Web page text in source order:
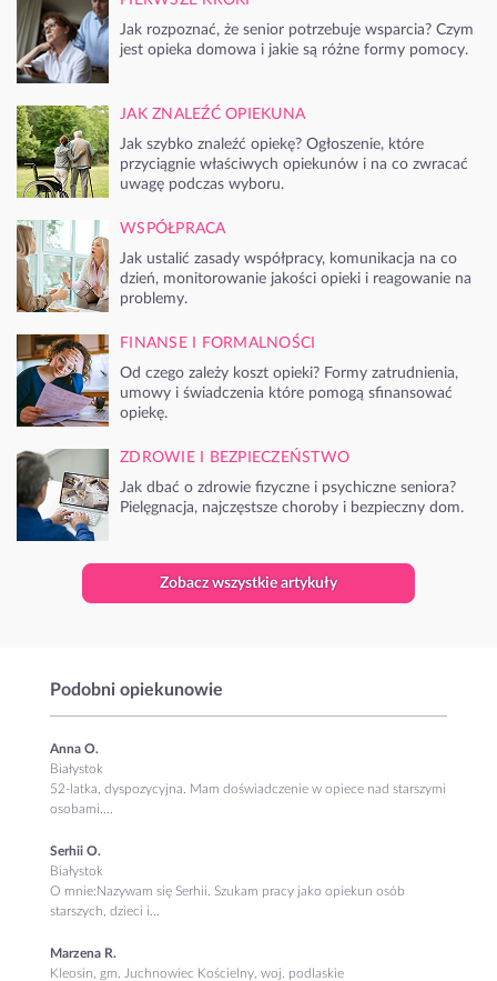
Jak rozpoznać, że senior potrzebuje wsparcia? Czym
jest opieka domowa i jakie są różne formy pomocy.
JAK ZNALEŹĆ OPIEKUNA
Jak szybko znaleźć opiekę? Ogłoszenie, które
przyciągnie właściwych opiekunów i na co zwracać
uwagę podczas wyboru.
WSPÓŁPRACA
Jak ustalić zasady współpracy, komunikacja na co
dzień, monitorowanie jakości opieki i reagowanie na
problemy.
FINANSE I FORMALNOŚCI
Od czego zależy koszt opieki? Formy zatrudnienia,
umowy i świadczenia które pomogą sfinansować
opiekę.
ZDROWIE I BEZPIECZEŃSTWO
Jak dbać o zdrowie fizyczne i psychiczne seniora?
Pielęgnacja, najczęstsze choroby i bezpieczny dom.
Zobacz wszystkie artykuły
Podobni opiekunowie
Anna O.
Białystok
52-latka, dyspozycyjna. Mam doświadczenie w opiece nad starszymi
osobami....
Serhii O.
Białystok
O mnie:Nazywam się Serhii. Szukam pracy jako opiekun osób
starszych, dzieci i...
Marzena R.
Kleosin, gm. Juchnowiec Kościelny, woj. podlaskie